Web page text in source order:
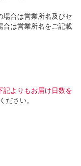
場合は営業所名及びセ
合は営業所名をご記載
記よりもお届け日数を
ださい。